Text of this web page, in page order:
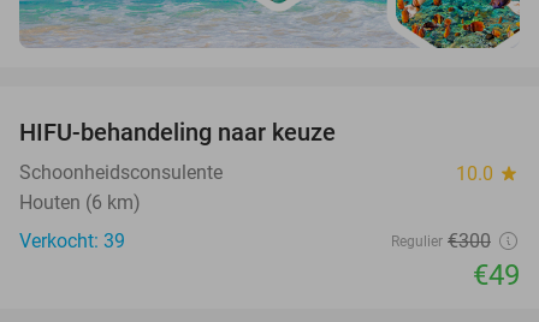
HIFU-behandeling naar keuze
Schoonheidsconsulente 10.0 star
Houten (6 km)
Verkocht: 39
Regulier €300
€49